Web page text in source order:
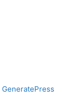
GeneratePress